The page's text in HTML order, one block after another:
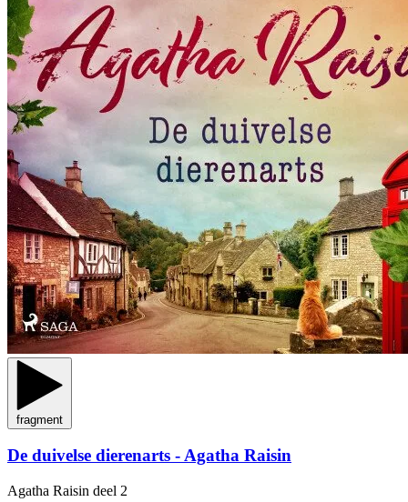
fragment
De duivelse dierenarts - Agatha Raisin
Agatha Raisin deel 2